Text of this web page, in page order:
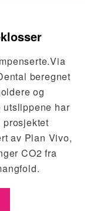
beregnet
og
utslippene har
av Plan Vivo,
CO2 fra